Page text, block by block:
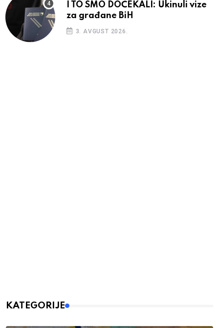
I TO SMO DOČEKALI: Ukinuli vize
za građane BiH
3. AVGUST 2026.
KATEGORIJE